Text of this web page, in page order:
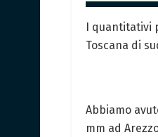
I
Toscana di
Abbiamo
mm ad